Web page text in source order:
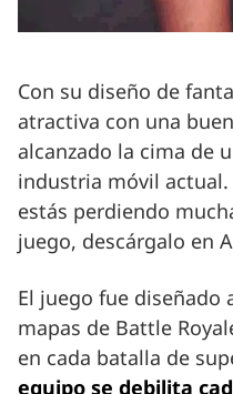
Con su diseño de
atractiva con una
alcanzado la cima de
industria móvil
estás perdiendo
juego, descárgalo en
El juego fue diseñado
mapas de Battle
en cada batalla de
equipo se debilita